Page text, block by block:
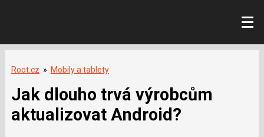
Root.cz » Mobily a tablety
Jak dlouho trvá výrobcům
aktualizovat Android?